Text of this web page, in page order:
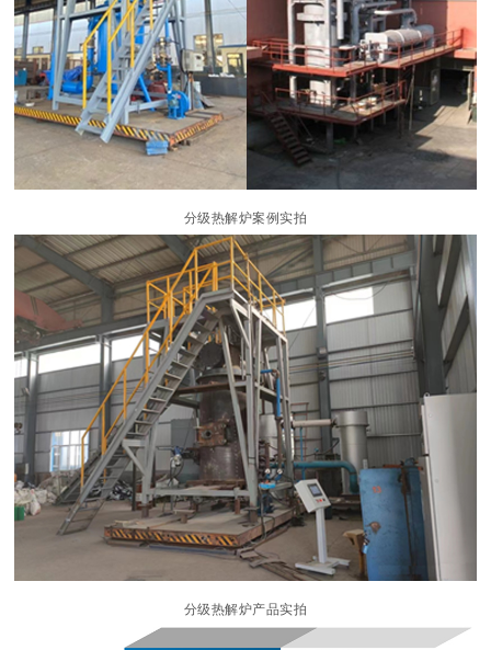
分级热解炉案例实拍
分级热解炉产品实拍